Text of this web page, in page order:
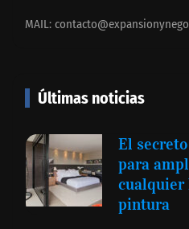
MAIL:
Últimas noticias
El
para
cualquier
pintura